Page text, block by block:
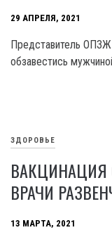
29 АПРЕЛЯ, 2021
Представитель ОПЗЖ
обзавестись
ЗДОРОВЬЕ
ВАКЦИНАЦИЯ
ВРАЧИ
13 МАРТА, 2021